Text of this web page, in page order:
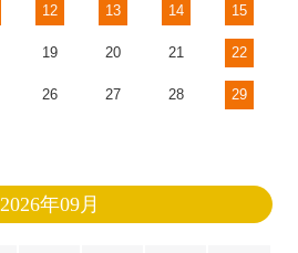
12 13 14 15
19 20 21 22
26 27 28 29
2026年09月